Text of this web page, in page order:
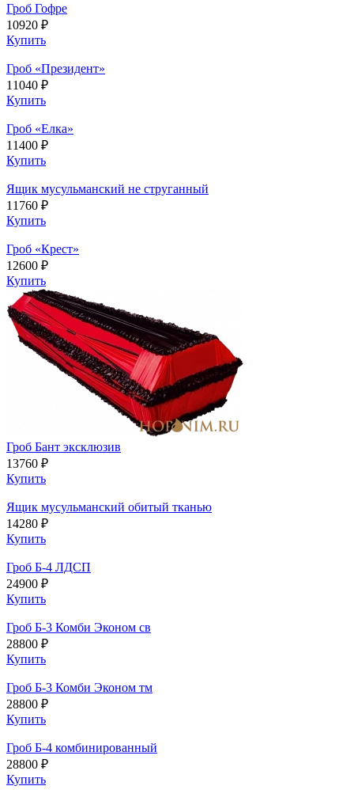
Гроб Гофре
10920 ₽
Купить
Гроб «Президент»
11040 ₽
Купить
Гроб «Елка»
11400 ₽
Купить
Ящик мусульманский не струганный
11760 ₽
Купить
Гроб «Крест»
12600 ₽
Купить
Гроб Бант эксклюзив
13760 ₽
Купить
Ящик мусульманский обитый тканью
14280 ₽
Купить
Гроб Б-4 ЛДСП
24900 ₽
Купить
Гроб Б-3 Комби Эконом св
28800 ₽
Купить
Гроб Б-3 Комби Эконом тм
28800 ₽
Купить
Гроб Б-4 комбинированный
28800 ₽
Купить